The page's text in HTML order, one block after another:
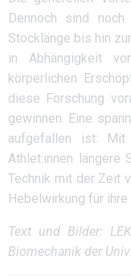
Dennoch sind
Stocklänge bis hin
in Abhängigkeit
körperlichen
diese Forschung
gewinnen. Eine
aufgefallen ist:
Athlet:innen längere
Technik mit der Zeit
Hebelwirkung für
Text und Bilder:
Biomechanik der